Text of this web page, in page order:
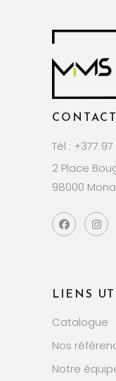
CONTACT
Tél : +377
2 Place
98000
LIENS
Catalogue
Nos
Notre